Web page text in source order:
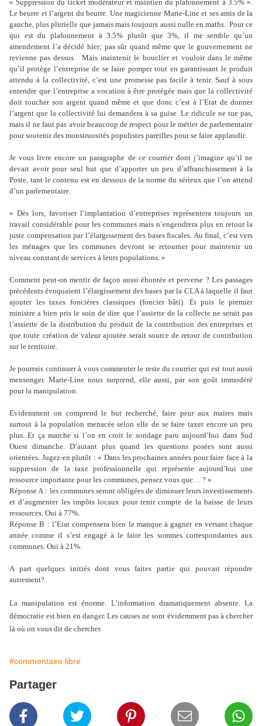
« Suppression du ticket modérateur et maintien du plafonnement à 3.5% ».
Le beurre et l’argent du beurre. Une magicienne Marie-Line et ses amis de la
gauche, plus plurielle que jamais mais toujours aussi nulle en maths. Pour ce
qui est du plafonnement à 3.5% plutôt que 3%, il me semble qu’un
amendement l’a décidé hier; pas sûr quand même que le gouvernement ne
revienne pas dessus.
Mais maintenir le bouclier et vouloir dans le même
qu’il protège l’entreprise de se faire pomper tout en garantissant le produit
attendu à la collectivité, c’est une promesse pas facile à tenir. Sauf à sous
entendre que l’entreprise a vocation à être protégée mais que la collectivité
doit toucher son argent quand même et que donc c’est à l’Etat de donner
l’argent que la collectivité lui demandera à sa guise. Le ridicule ne tue pas,
mais il ne faut pas avoir beaucoup de respect pour le métier de parlementaire
pour soutenir des monstruosités populistes pareilles pour se faire applaudir.
Je vous livre encore un paragraphe de ce courrier dont j’imagine qu’il ne
devait avoir pour seul but que d’apporter un peu d’affranchissement à la
Poste, tant le contenu est en dessous de la norme du sérieux que l’on attend
d’un parlementaire.
« Dès lors, favoriser l’implantation d’entreprises représentera toujours un
travail considérable pour les communes mais n’engendrera plus en retour la
juste compensation par l’élargissement des bases fiscales. Au final, c’est vers
les ménages que les communes devront se retourner pour maintenir un
niveau constant de services à leurs populations. »
Comment peut-on mentir de façon aussi éhontée et perverse ? Les passages
précédents évoquaient l’élargissement des bases par la CLA à laquelle il faut
ajouter les taxes foncières classiques (foncier bâti). Et puis le premier
ministre a bien pris le soin de dire que l’assiette de la collecte ne serait pas
l’assiette de la distribution du produit de la contribution des entreprises et
que toute création de valeur ajoutée serait source de retour de contribution
sur le territoire.
Je pourrais continuer à vous commenter le reste du courrier qui est tout aussi
mensonger. Marie-Line nous surprend, elle aussi, par son goût immodéré
pour la manipulation.
Evidemment on comprend le but recherché, faire peur aux maires mais
surtout à la population menacée selon elle de se faire taxer encore un peu
plus. Et ça marche si l’on en croit le sondage paru aujourd’hui dans Sud
Ouest dimanche. D’autant plus quand les questions posées sont aussi
orientées. Jugez-en plutôt : « Dans les prochaines années pour faire face à la
suppression de la taxe professionnelle qui représente aujourd’hui une
ressource importante pour les communes, pensez vous que… ? »
Réponse A : les communes seront obligées de diminuer leurs investissements
et d’augmenter les impôts locaux pour tenir compte de la baisse de leurs
ressources. Oui à 77%.
Réponse B : l’Etat compensera bien le manque à gagner en versant chaque
année comme il s’est engagé à le faire les sommes correspondantes aux
communes. Oui à 21%.
A part quelques initiés dont vous faites partie qui pouvait répondre
autrement?
La manipulation est énorme. L’information dramatiquement absente. La
démocratie est bien en danger. Les causes ne sont évidemment pas à chercher
là où on vous dit de chercher.
#commentaire libre
Partager